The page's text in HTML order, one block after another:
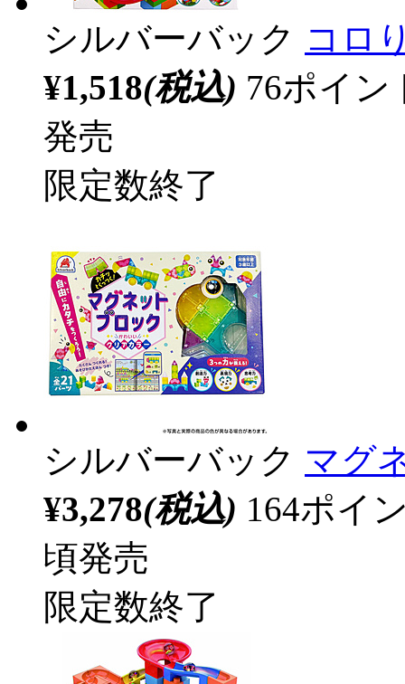
シルバーバック コロ
¥1,518(税込) 76ポイ
発売
限定数終了
シルバーバック マグ
¥3,278(税込) 164ポイ
頃発売
限定数終了